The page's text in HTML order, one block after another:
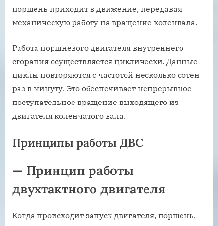
поршень приходит в движение, передавая
механическую работу на вращение коленвала.
Работа поршневого двигателя внутреннего
сгорания осуществляется циклически. Данные
циклы повторяются с частотой несколько сотен
раз в минуту. Это обеспечивает непрерывное
поступательное вращение выходящего из
двигателя коленчатого вала.
Принципы работы ДВС
— Принцип работы
двухтактного двигателя
Когда происходит запуск двигателя, поршень,